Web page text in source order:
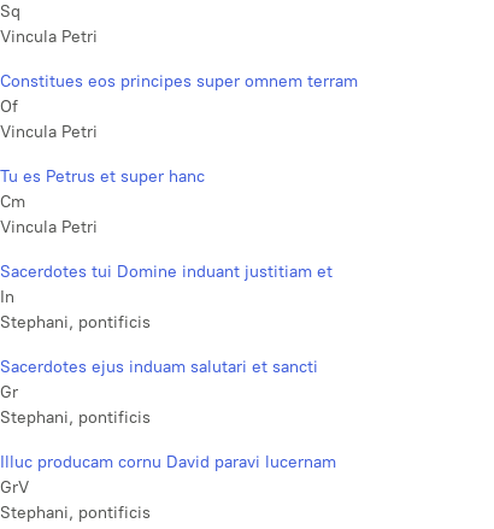
Sq
Vincula Petri
Constitues eos principes super omnem terram
Of
Vincula Petri
Tu es Petrus et super hanc
Cm
Vincula Petri
Sacerdotes tui Domine induant justitiam et
In
Stephani, pontificis
Sacerdotes ejus induam salutari et sancti
Gr
Stephani, pontificis
Illuc producam cornu David paravi lucernam
GrV
Stephani, pontificis